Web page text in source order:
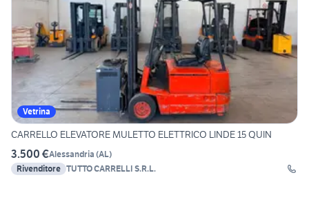
Vetrina
CARRELLO ELEVATORE MULETTO ELETTRICO LINDE 15 QUIN
3.500 €Alessandria (AL)
Rivenditore TUTTO CARRELLI S.R.L.